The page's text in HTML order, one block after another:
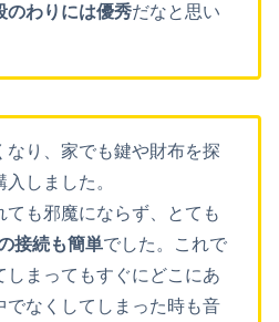
のわりには優秀だなと思い
なり、家でも鍵や財布を探
しました。
も邪魔にならず、とても
接続も簡単でした。これで
しまってもすぐにどこにあ
でなくしてしまった時も音